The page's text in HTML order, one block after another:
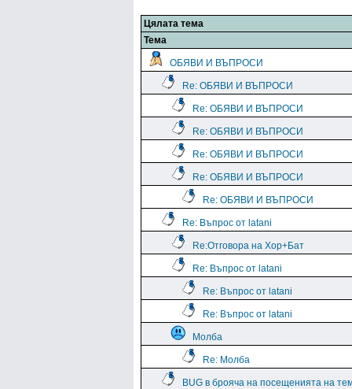
Цялата тема
Тема
ОБЯВИ И ВЪПРОСИ
Re: ОБЯВИ И ВЪПРОСИ
Re: ОБЯВИ И ВЪПРОСИ
Re: ОБЯВИ И ВЪПРОСИ
Re: ОБЯВИ И ВЪПРОСИ
Re: ОБЯВИ И ВЪПРОСИ
Re: ОБЯВИ И ВЪПРОСИ
Re: Въпрос от latani
Re:Отговора на Хор+Бат
Re: Въпрос от latani
Re: Въпрос от latani
Re: Въпрос от latani
Молба
Re: Молба
BUG в брояча на посещенията на